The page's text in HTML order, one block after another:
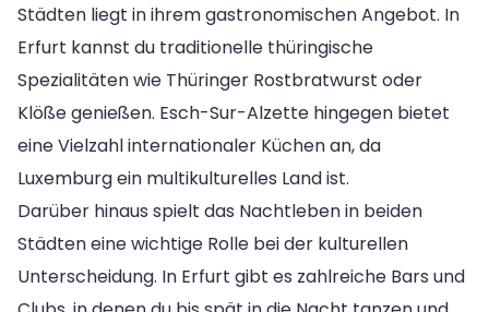
Städten liegt in ihrem gastronomischen Angebot. In
Erfurt kannst du traditionelle thüringische
Spezialitäten wie Thüringer Rostbratwurst oder
Klöße genießen. Esch-Sur-Alzette hingegen bietet
eine Vielzahl internationaler Küchen an, da
Luxemburg ein multikulturelles Land ist.
Darüber hinaus spielt das Nachtleben in beiden
Städten eine wichtige Rolle bei der kulturellen
Unterscheidung. In Erfurt gibt es zahlreiche Bars und